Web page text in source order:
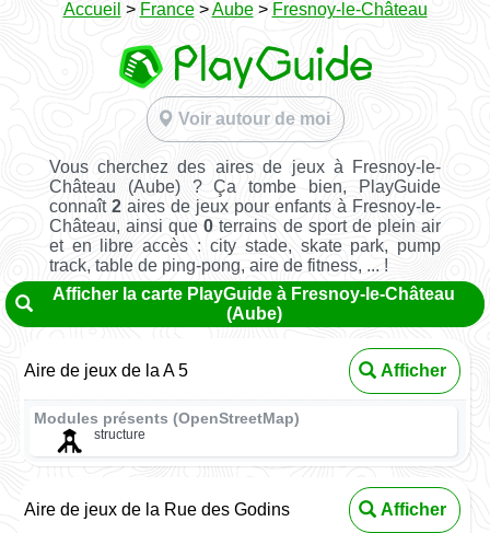
Accueil > France>Aube> Fresnoy-le-Château
Voir autour de moi
Vous cherchez des aires de jeux à Fresnoy-le-
Château (Aube) ? Ça tombe bien, PlayGuide
connaît 2aires de jeux pour enfants à Fresnoy-le-
Château, ainsi que0 terrains de sport de plein air
et en libre accès : city stade, skate park, pump
track, table de ping-pong, aire de fitness, ... !
Afficher la carte PlayGuide à Fresnoy-le-Château
(Aube)
Aire de jeux de la A 5 Afficher
Modules présents (OpenStreetMap)
structure
Aire de jeux de la Rue des Godins Afficher